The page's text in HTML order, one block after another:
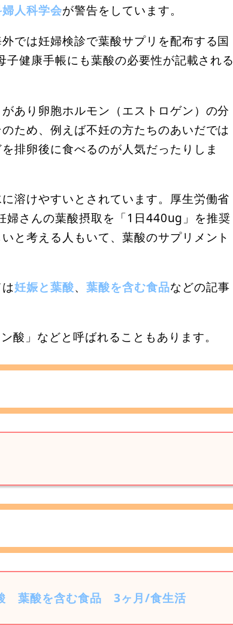
人科学会が警告をしています。
では妊婦検診で葉酸サプリを配布する国
健康手帳にも葉酸の必要性が記載される
あり卵胞ホルモン（エストロゲン）の分
ため、例えば不妊の方たちのあいだでは
排卵後に食べるのが人気だったりしま
溶けやすいとされています。厚生労働省
さんの葉酸摂取を「1日440ug」を推奨
と考える人もいて、葉酸のサプリメント
妊娠と葉酸、 葉酸を含む食品などの記事
」などと呼ばれることもあります。
葉酸を含む食品 3ヶ月/食生活